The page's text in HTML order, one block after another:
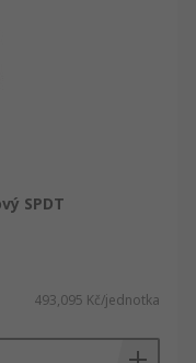
SPDT
493,095 Kč/jednotka